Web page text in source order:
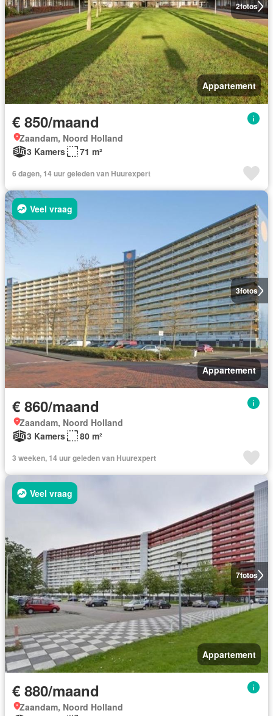
2fotos
Appartement
€ 850/maand
Zaandam, Noord Holland
3 Kamers
71 m²
6 dagen, 14 uur geleden van Huurexpert
3fotos
Veel vraag
Appartement
€ 860/maand
Zaandam, Noord Holland
3 Kamers
80 m²
3 weeken, 14 uur geleden van Huurexpert
7fotos
Veel vraag
Appartement
€ 880/maand
Zaandam, Noord Holland